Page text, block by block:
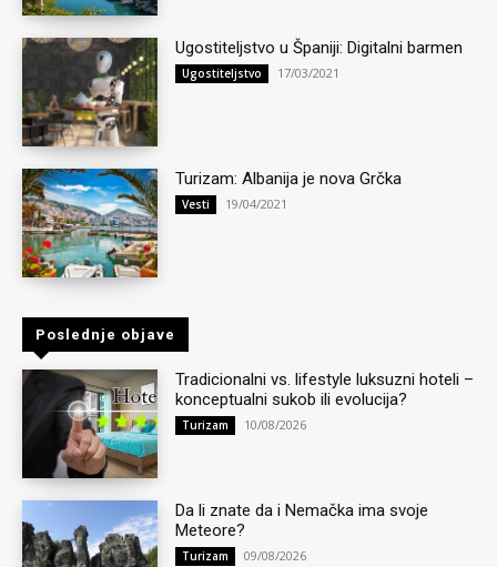
Ugostiteljstvo u Španiji: Digitalni barmen
Ugostiteljstvo 17/03/2021
Turizam: Albanija je nova Grčka
Vesti 19/04/2021
Poslednje objave
Tradicionalni vs. lifestyle luksuzni hoteli –
konceptualni sukob ili evolucija?
Turizam 10/08/2026
Da li znate da i Nemačka ima svoje
Meteore?
Turizam 09/08/2026